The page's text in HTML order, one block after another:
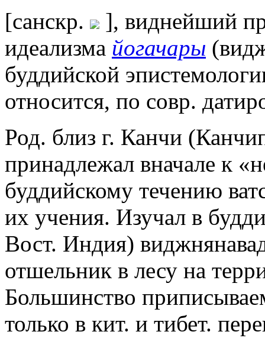
[санскр.
], виднейший
идеализма йогачары
буддийской
относится, по совр.
Род. близ г. Канчи
принадлежал вначале к
буддийскому течению
их учения. Изучал в
Вост. Индия)
отшельник в лесу на
Большинство
только в кит. и тибет.